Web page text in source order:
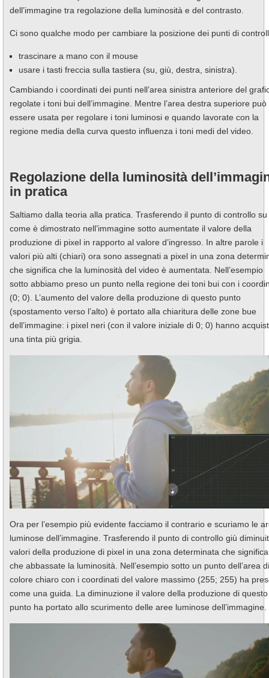
dell’immagine tra regolazione della luminosità e del contrasto.
Ci sono qualche modo per cambiare la posizione dei punti di
trascinare a mano con il mouse
usare i tasti freccia sulla tastiera (su, giù, destra, sinistra).
Cambiando i coordinati dei punti nell’area sinistra anteriore del
regolate i toni bui dell’immagine. Mentre l’area destra superiore può
essere usata per regolare i toni luminosi e quando lavorate con la
regione media della curva questo influenza i toni medi del video.
Regolazione della luminosità
in pratica
Saltiamo dalla teoria alla pratica. Trasferendo il punto di controllo su
come è dimostrato nell’immagine sotto aumentate il valore della
produzione di pixel in rapporto al valore d’ingresso. In altre parole i
valori più alti (chiari) ora sono assegnati a pixel in una zona
che significa che la luminosità del video è aumentata. Nell’esempio
sotto abbiamo preso un punto nella regione dei toni bui con i
(0; 0). L’aumento del valore della produzione di questo punto
(spostamento verso l’alto) è portato alla chiaritura delle zone bue
dell’immagine: i pixel neri (con il valore iniziale di 0; 0) hanno
una tinta più grigia.
Ora per l’esempio più evidente facciamo il contrario e scuriamo le
luminose dell’immagine. Trasferendo il punto di controllo giù
valori della produzione di pixel in una zona determinata che significa
che abbassate la luminosità. Nell’esempio sotto un punto dell’area di
colore chiaro con i coordinati del valore massimo (255; 255) ha
come una guida. La diminuzione il valore della produzione di questo
punto ha portato allo scurimento delle aree luminose dell’immagine.